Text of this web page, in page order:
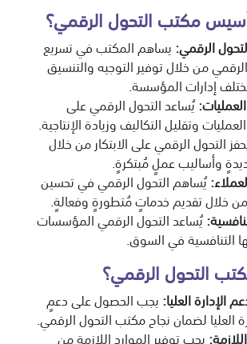
مكتب التحول الرقمي؟
الرقمي:يساهم المكتب في تسريع
من خلال توفير التوجيه والتنسيق
إدارات المؤسسة.
:يُساعد التحول الرقمي على
وتقليل التكاليف وزيادة الإنتاجية.
التحول الرقمي على الابتكار من خلال
وأساليب عملٍ مُبتكرةٍ.
:يُساهم التحول الرقمي في تحسين
من خلال تقديم خدماتٍ مُتطورةٍ وفعالةٍ.
:يُساعد التحول الرقمي المؤسسات
التنافسية في السوق.
التحول الرقمي؟
العليا:يجب الحصول على دعمٍ
العليا لضمان نجاح مكتب التحول الرقمي.
:يجب توفير الموارد اللازمة من